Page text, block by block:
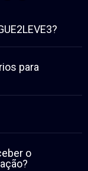
para
o